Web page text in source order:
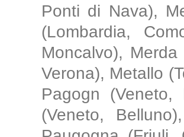
Ponti di Nava),
(Lombardia,
Moncalvo),
Verona), Metallo
Pagogn (Veneto,
(Veneto,